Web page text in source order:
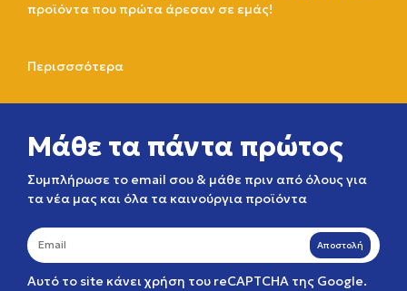
προϊόντα που πρώτα άρεσαν σε εμάς!
Περισσσότερα
Μάθε τα πάντα πρώτος
Συμπλήρωσε το email σου & μάθε πριν από όλους για
τα νέα μας και όλα τα καινούργια προϊόντα
Αποστολή
Αυτό το site κάνει χρήση του reCAPTCHA της Google.